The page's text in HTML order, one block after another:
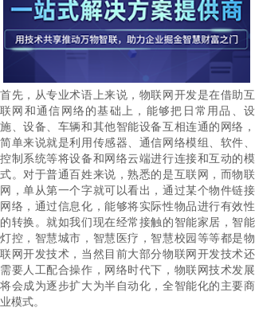
首先，从专业术语上来说，物联网开发是在借助互
联网和通信网络的基础上，能够把日常用品、设
施、设备、车辆和其他智能设备互相连通的网络，
简单来说就是利用传感器、通信网络模组、软件、
控制系统等将设备和网络云端进行连接和互动的模
式。对于普通百姓来说，熟悉的是互联网，而物联
网，单从第一个字就可以看出，通过某个物件链接
网络，通过信息化，能够将实际性物品进行有效性
的转换。就如我们现在经常接触的智能家居，智能
灯控，智慧城市，智慧医疗，智慧校园等等都是物
联网开发技术，当然目前大部分物联网开发技术还
需要人工配合操作，网络时代下，物联网技术发展
将会成为逐步扩大为半自动化，全智能化的主要商
业模式。